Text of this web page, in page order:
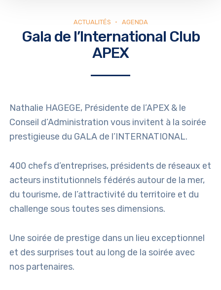
ACTUALITÉS AGENDA
Gala de l’International Club
APEX
Nathalie HAGEGE, Présidente de l’APEX & le
Conseil d’Administration vous invitent à la soirée
prestigieuse du GALA de l’INTERNATIONAL.
400 chefs d’entreprises, présidents de réseaux et
acteurs institutionnels fédérés autour de la mer,
du tourisme, de l’attractivité du territoire et du
challenge sous toutes ses dimensions.
Une soirée de prestige dans un lieu exceptionnel
et des surprises tout au long de la soirée avec
nos partenaires.